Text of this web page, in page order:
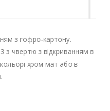
з гофро-картону.
з чвертю з відкриванням в
хром мат або в